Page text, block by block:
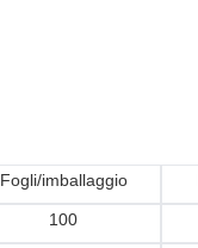
Fogli/imballaggio
100